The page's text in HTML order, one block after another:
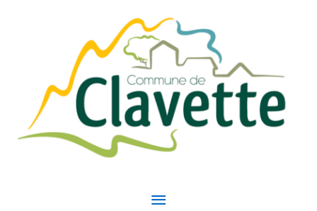
MENU